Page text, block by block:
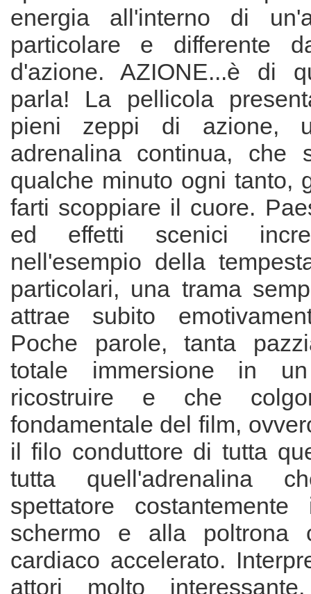
energia all'interno di
particolare e differente
d'azione. AZIONE...è di
parla! La pellicola
pieni zeppi di azione,
adrenalina continua, che
qualche minuto ogni tanto,
farti scoppiare il cuore.
ed effetti scenici
nell'esempio della
particolari, una trama
attrae subito
Poche parole, tanta
totale immersione in
ricostruire e che
fondamentale del film,
il filo conduttore di tutta
tutta quell'adrenalina
spettatore
schermo e alla poltrona
cardiaco accelerato.
attori molto